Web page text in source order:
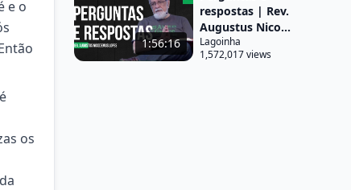
e o
os
1:56:16
respostas | Rev.
Augustus Nico...
Lagoinha
1,572,017 views